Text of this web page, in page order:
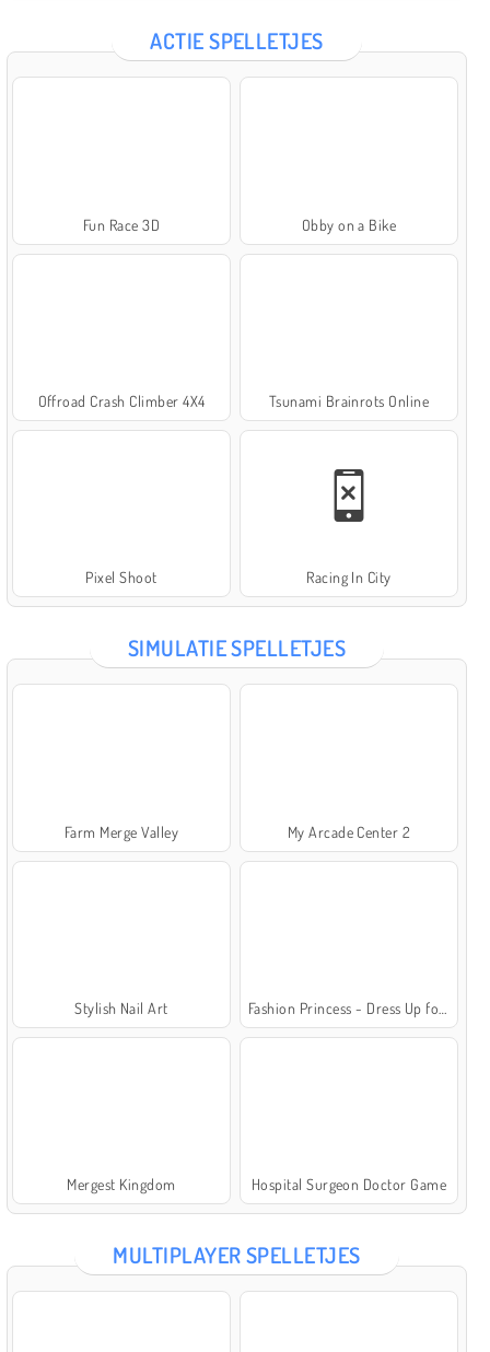
ACTIE SPELLETJES
Fun Race 3D Obby on a Bike
Offroad Crash Climber 4X4 Tsunami Brainrots Online
Pixel Shoot Racing In City
SIMULATIE SPELLETJES
Farm Merge Valley My Arcade Center 2
Stylish Nail Art
Mergest Kingdom Hospital Surgeon Doctor Game
MULTIPLAYER SPELLETJES